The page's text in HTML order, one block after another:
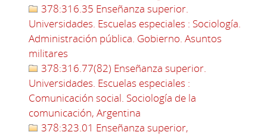
378:316.35 Enseñanza superior.
Universidades. Escuelas especiales : Sociología.
Administración pública. Gobierno. Asuntos
militares
378:316.77(82) Enseñanza superior.
Universidades. Escuelas especiales :
Comunicación social. Sociología de la
comunicación, Argentina
378:323.01 Enseñanza superior,